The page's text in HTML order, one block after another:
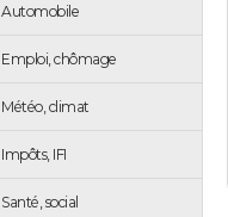
Automobile
Emploi, chômage
Météo, climat
Impôts, IFI
Santé, social